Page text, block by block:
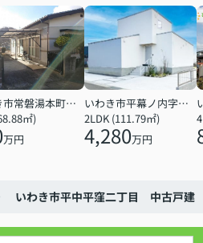
いわき市常磐湯本町天神
㎡)
万円
いわき市平幕ノ内字西田
2LDK (111.79㎡)
4,280万円
いわき市平中平窪二丁目 中古戸建